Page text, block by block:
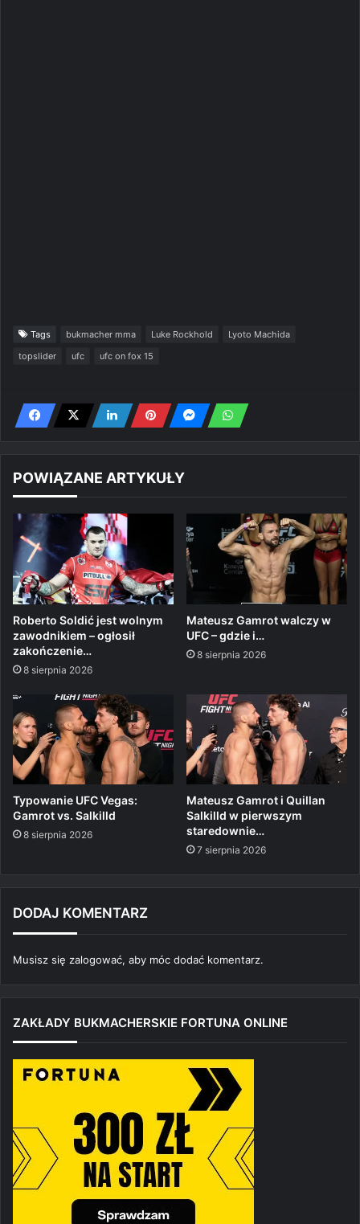
Tags bukmacher mma Luke Rockhold
Lyoto Machida
topslider
ufc ufc on fox 15
POWIĄZANE ARTYKUŁY
Roberto Soldić jest wolnym
zawodnikiem – ogłosił
zakończenie…
8 sierpnia 2026
Mateusz Gamrot walczy w
UFC – gdzie i…
8 sierpnia 2026
Typowanie UFC Vegas:
Gamrot vs. Salkilld
8 sierpnia 2026
Mateusz Gamrot i Quillan
Salkilld w pierwszym
staredownie…
7 sierpnia 2026
DODAJ KOMENTARZ
Musisz się zalogować, aby móc dodać komentarz.
ZAKŁADY BUKMACHERSKIE FORTUNA ONLINE